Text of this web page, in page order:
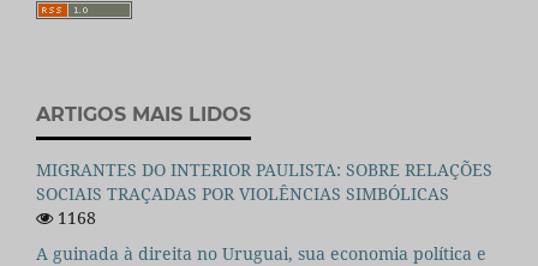
ARTIGOS MAIS LIDOS
MIGRANTES DO INTERIOR PAULISTA: SOBRE RELAÇÕES
SOCIAIS TRAÇADAS POR VIOLÊNCIAS SIMBÓLICAS
1168
A guinada à direita no Uruguai, sua economia política e